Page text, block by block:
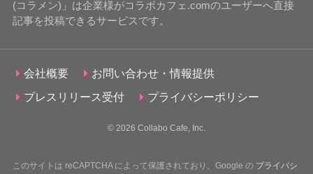
(コラメン)」は企業様がコラボカフェ.comのユーザーへ直接
記事を投稿できるサービスです。
会社概要
お問い合わせ・情報提供
プレスリリース受付
プライバシーポリシー
© 2026 Collabo Cafe, Inc.
このサイトは reCAPTCHA によって保護されており、Google の プライバシ